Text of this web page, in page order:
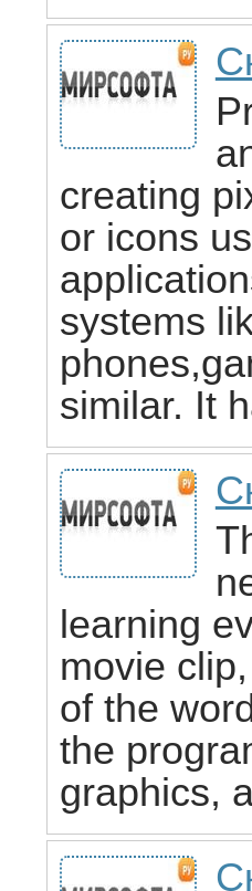
creating
or icons
systems
similar. It
learning
movie
of the
the
graphics,